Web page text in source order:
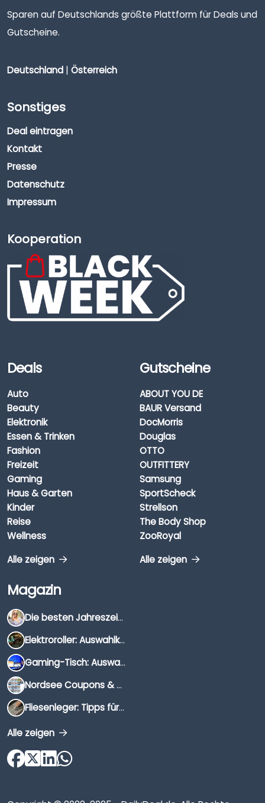
Sparen auf Deutschlands größte Plattform für Deals und
Gutscheine.
Deutschland | Österreich
Sonstiges
Deal eintragen
Kontakt
Presse
Datenschutz
Impressum
Kooperation
Deals
Auto
Beauty
Elektronik
Essen & Trinken
Fashion
Freizeit
Gaming
Haus & Garten
Kinder
Reise
Wellness
Alle zeigen
Gutscheine
ABOUT YOU DE
BAUR Versand
DocMorris
Douglas
OTTO
OUTFITTERY
Samsung
SportScheck
Strellson
The Body Shop
ZooRoyal
Alle zeigen
Magazin
Die besten Jahreszeiten für Schnäppchenjäger
Elektroroller: Auswahlkriterien, Unterschiede & Tipps
Gaming-Tisch: Auswahlkriterien, Unterschiede & Tipps
Nordsee Coupons & Gutscheine 2026
Fliesenleger: Tipps für die Auswahl
Alle zeigen